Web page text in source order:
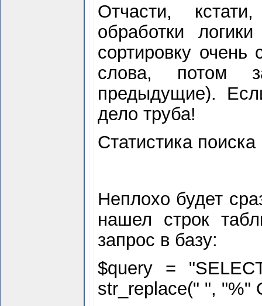
Отчасти,
обработки
сортировку
слова, потом
предыдущие).
дело труба!
Статистика поиска
Неплохо будет
нашел строк
запрос в базу:
$query =
str_replace(" ", "%"